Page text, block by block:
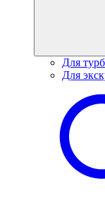
Для
Для